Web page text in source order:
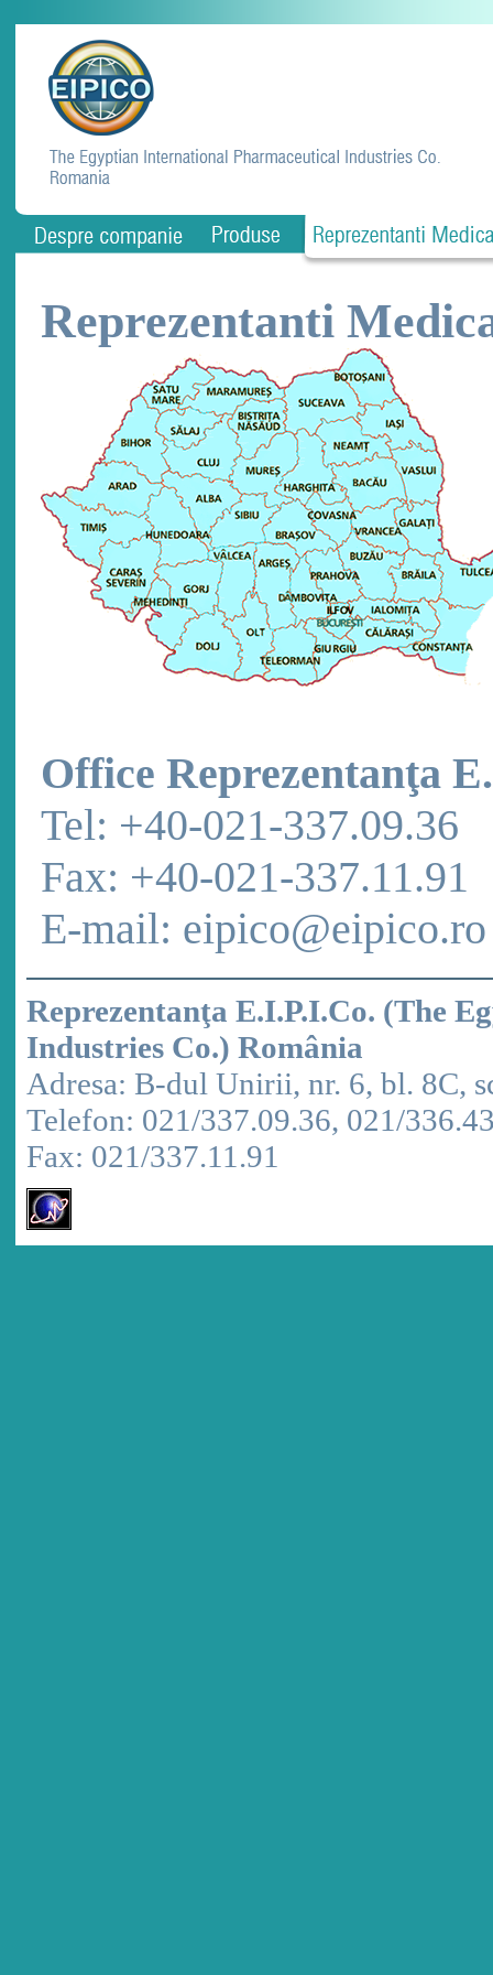
Reprezentanti
Office Reprezentanţa
Tel: +40-021-337.09.36
Fax: +40-021-337.11.91
E-mail: eipico@eipico.ro
Reprezentanţa E.I.P.I.Co. (The
Industries Co.) România
Adresa: B-dul Unirii, nr. 6, bl. 8C,
Telefon: 021/337.09.36, 021/
Fax: 021/337.11.91